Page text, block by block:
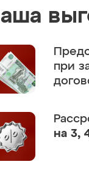
при
на 3,